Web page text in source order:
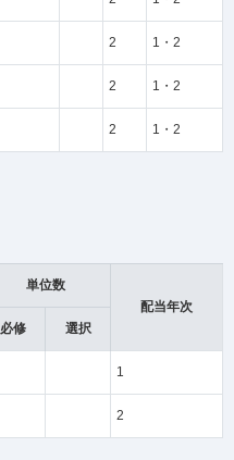
2 1・2
2 1・2
2 1・2
単位数
配当年次
必修
選択
1
2